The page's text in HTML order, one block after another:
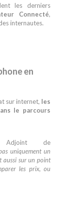
les derniers
Connecté,
internautes.
en
sur internet, les
le parcours
Adjoint de
uniquement un
aussi sur un point
les prix, ou